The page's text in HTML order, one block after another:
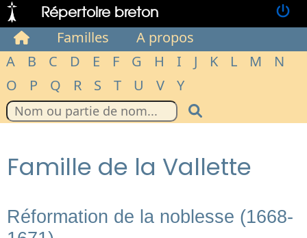
Répertoire breton
Familles
A propos
A
B C D E F G H I J K L M
N
O
P Q R S T U V Y
Famille de la Vallette
Réformation de la noblesse (1668-